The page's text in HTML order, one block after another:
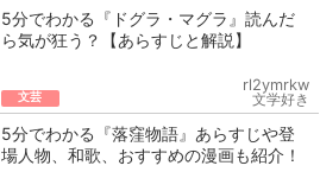
5分でわかる『ドグラ・マグラ』読んだ
ら気が狂う？【あらすじと解説】
文芸
rl2ymrkw
文学好き
5分でわかる『落窪物語』あらすじや登
場人物、和歌、おすすめの漫画も紹介！